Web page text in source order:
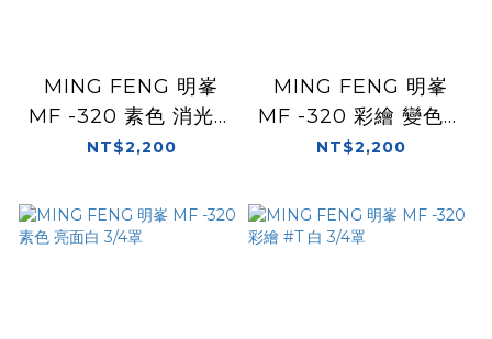
MING FENG 明峯
MF -320 素色 消光黑
3/4罩
NT$2,200
MING FENG 明峯
MF -320 彩繪 變色龍
藍/紫 3/4罩
NT$2,200